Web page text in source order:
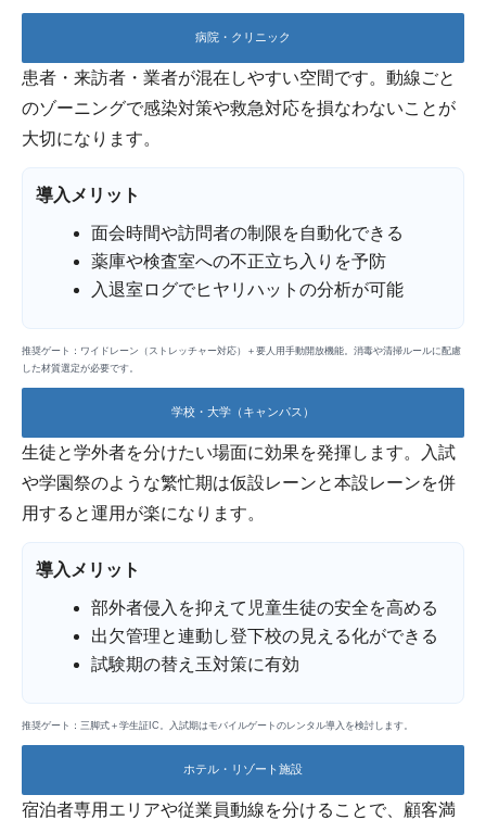
病院・クリニック
患者・来訪者・業者が混在しやすい空間です。動線ごと
のゾーニングで感染対策や救急対応を損なわないことが
大切になります。
導入メリット
面会時間や訪問者の制限を自動化できる
薬庫や検査室への不正立ち入りを予防
入退室ログでヒヤリハットの分析が可能
推奨ゲート：ワイドレーン（ストレッチャー対応）＋要人用手動開放機能。消毒や清掃ルールに配慮
した材質選定が必要です。
学校・大学（キャンパス）
生徒と学外者を分けたい場面に効果を発揮します。入試
や学園祭のような繁忙期は仮設レーンと本設レーンを併
用すると運用が楽になります。
導入メリット
部外者侵入を抑えて児童生徒の安全を高める
出欠管理と連動し登下校の見える化ができる
試験期の替え玉対策に有効
推奨ゲート：三脚式＋学生証IC。入試期はモバイルゲートのレンタル導入を検討します。
ホテル・リゾート施設
宿泊者専用エリアや従業員動線を分けることで、顧客満